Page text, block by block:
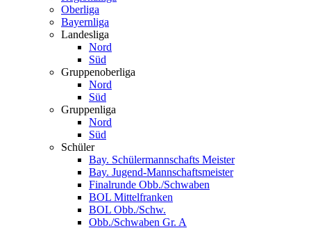
Oberliga
Bayernliga
Landesliga
Nord
Süd
Gruppenoberliga
Nord
Süd
Gruppenliga
Nord
Süd
Schüler
Bay. Schülermannschafts Meister
Bay. Jugend-Mannschaftsmeister
Finalrunde Obb./Schwaben
BOL Mittelfranken
BOL Obb./Schw.
Obb./Schwaben Gr. A